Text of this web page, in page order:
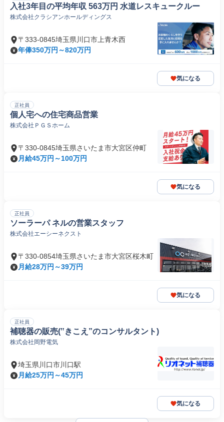
入社3年目の平均年収 563万円 水道レスキュークルー
株式会社クラシアンホールディングス
〒333-0845埼玉県川口市上青木西
年俸350万円～820万円
気になる
正社員
個人宅への住宅商品営業
株式会社ＰＧＳホーム
〒330-0845埼玉県さいたま市大宮区仲町
月給45万円～100万円
気になる
正社員
ソーラーパ ネルの営業スタッフ
株式会社エーシーネクスト
〒330-0854埼玉県さいたま市大宮区桜木町
月給28万円～39万円
気になる
正社員
補聴器の販売(‟きこえ”のコンサルタント)
株式会社岡野電気
埼玉県川口市川口駅
月給25万円～45万円
気になる